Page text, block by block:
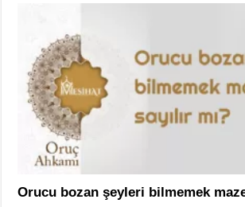
Orucu bozan şeyleri bilmemek